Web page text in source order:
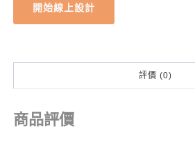
開始線上設計
評價 (0)
商品評價